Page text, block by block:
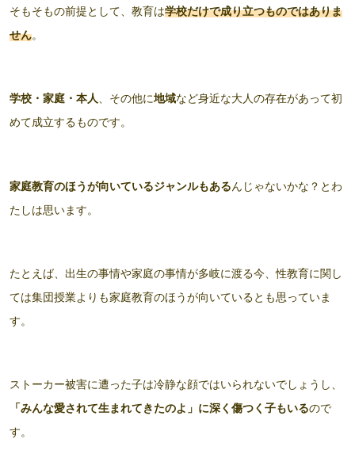
そもそもの前提として、教育は学校だけで成り立つものではありま
せん。
学校・家庭・本人 、その他に地域など身近な大人の存在があって初
めて成立するものです。
家庭教育のほうが向いているジャンルもあるんじゃないかな？とわ
たしは思います。
たとえば、出生の事情や家庭の事情が多岐に渡る今、性教育に関し
ては集団授業よりも家庭教育のほうが向いているとも思っていま
す。
ストーカー被害に遭った子は冷静な顔ではいられないでしょうし、
「みんな愛されて生まれてきたのよ」に深く傷つく子もいるので
す。